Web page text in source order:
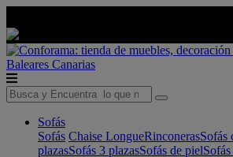
Baleares Canarias
Sofás
Sofás Chaise LongueRinconerasSofás
plazasSofás 3 plazasSofás de piel